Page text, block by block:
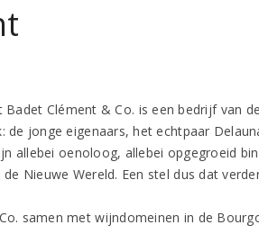
Badet Clément & Co. is een bedrijf van
de jonge eigenaars, het echtpaar
allebei oenoloog, allebei opgegroeid
Nieuwe Wereld. Een stel dus dat
samen met wijndomeinen in de